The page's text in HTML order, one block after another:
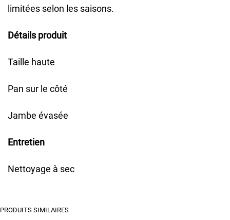
limitées selon les saisons.
Détails produit
Taille haute
Pan sur le côté
Jambe évasée
Entretien
Nettoyage à sec
PRODUITS SIMILAIRES